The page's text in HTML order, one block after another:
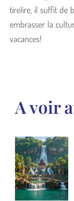
tirelire, il suffit de
embrasser la
vacances!
A voir